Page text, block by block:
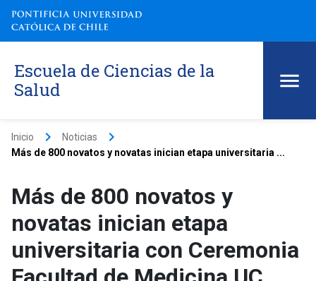
Escuela de Ciencias de la
Salud
Inicio keyboard_arrow_right Noticias keyboard_arrow_right
Más de 800 novatos y novatas inician etapa universitaria ...
Más de 800 novatos y
novatas inician etapa
universitaria con Ceremonia